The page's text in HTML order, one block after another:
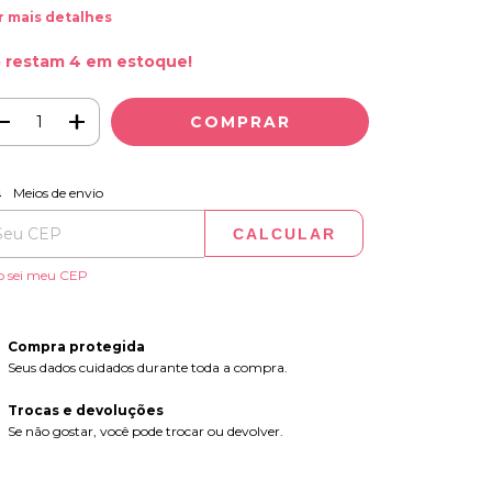
mais detalhes
restam 4 em estoque!
para o CEP:
Meios de envio
CALCULAR
sei meu CEP
Compra protegida
Seus dados cuidados durante toda a compra.
Trocas e devoluções
Se não gostar, você pode trocar ou devolver.